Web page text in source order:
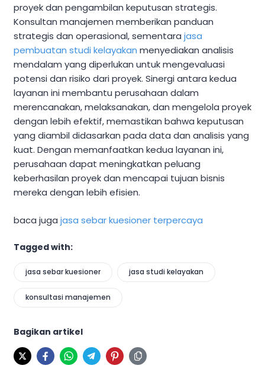
proyek dan pengambilan keputusan strategis.
Konsultan manajemen memberikan panduan
strategis dan operasional, sementara jasa
pembuatan studi kelayakan menyediakan analisis
mendalam yang diperlukan untuk mengevaluasi
potensi dan risiko dari proyek. Sinergi antara kedua
layanan ini membantu perusahaan dalam
merencanakan, melaksanakan, dan mengelola proyek
dengan lebih efektif, memastikan bahwa keputusan
yang diambil didasarkan pada data dan analisis yang
kuat. Dengan memanfaatkan kedua layanan ini,
perusahaan dapat meningkatkan peluang
keberhasilan proyek dan mencapai tujuan bisnis
mereka dengan lebih efisien.
baca juga jasa sebar kuesioner terpercaya
Tagged with:
jasa sebar kuesioner jasa studi kelayakan
konsultasi manajemen
Bagikan artikel